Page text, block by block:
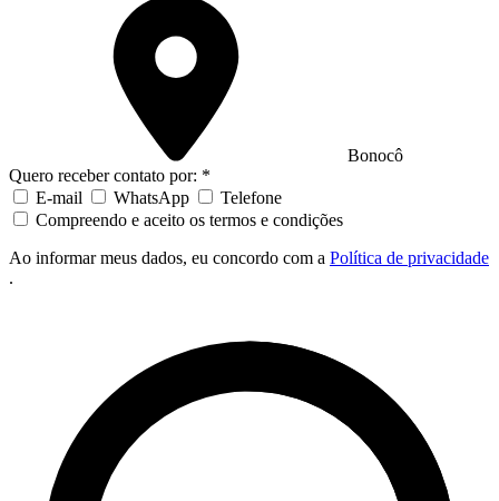
Bonocô
Quero receber contato por: *
E-mail
WhatsApp
Telefone
Compreendo e aceito os termos e condições
Ao informar meus dados, eu concordo com a Política de privacidade
.